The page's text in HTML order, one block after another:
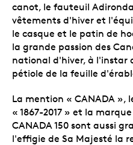
canot, le fauteuil
vêtements d'hiver et
le casque et le patin de
la grande passion des
national d'hiver, à l'instar
pétiole de la feuille
La mention « CANADA »,
« 1867-2017 » et la
CANADA 150 sont aussi
l'effigie de Sa Majesté la